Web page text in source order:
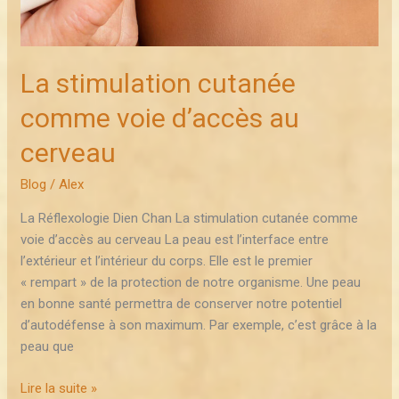
La stimulation cutanée
comme voie d’accès au
cerveau
Blog /Alex
La Réflexologie Dien Chan La stimulation cutanée comme
voie d’accès au cerveau La peau est l’interface entre
l’extérieur et l’intérieur du corps. Elle est le premier
« rempart » de la protection de notre organisme. Une peau
en bonne santé permettra de conserver notre potentiel
d’autodéfense à son maximum. Par exemple, c’est grâce à la
peau que
Lire la suite »